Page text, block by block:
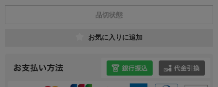
品切状態
お気に入りに追加